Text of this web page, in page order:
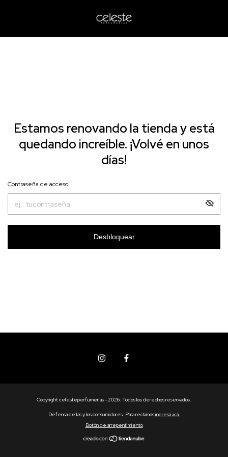
Estamos renovando la tienda y está
quedando increíble. ¡Volvé en unos
días!
Contraseña de acceso
Desbloquear
Copyright celesteperfumerias - 2026. Todos los derechos reservados.
Defensa de las y los consumidores. Para reclamosingresá acá.
Botón de arrepentimiento